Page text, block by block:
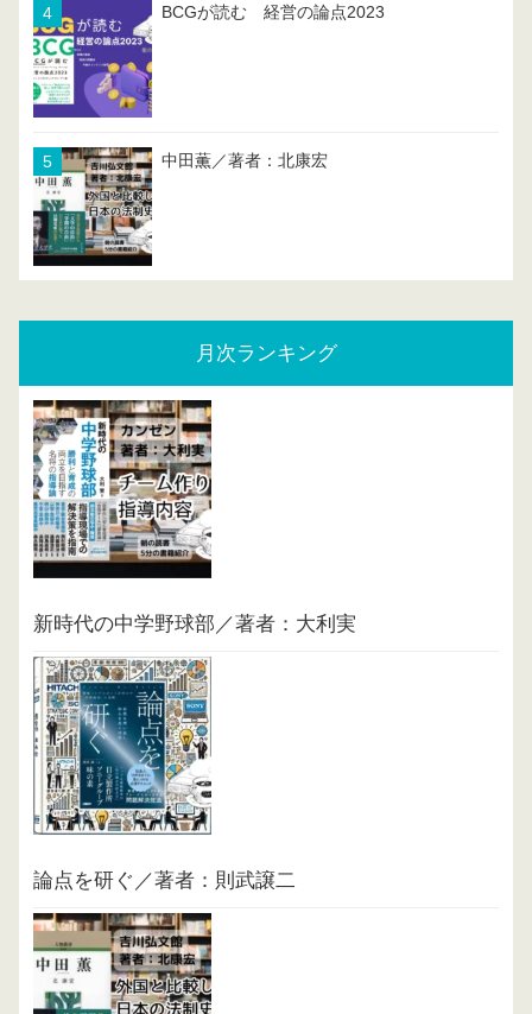
BCGが読む 経営の論点2023
中田薫／著者：北康宏
月次ランキング
新時代の中学野球部／著者：大利実
論点を研ぐ／著者：則武譲二